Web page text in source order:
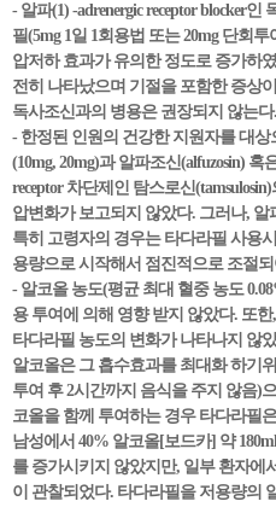
- 알파(1) -adrenergic receptor blocker
필(5mg 1일 1회용법 또는 20mg 단회
압저하 효과가 유의한 정도로 증가하
전히 나타났으며 기절을 포함한 증상
독사조신과의 병용은 권장되지 않는다.
- 한정된 인원의 건강한 지원자를 대
(10mg, 20mg)과 알파조신(alfuzosin) 혹
receptor 차단제인 탐스로신
압변화가 보고되지 않았다. 그러나,
특히 고령자의 경우는 타다라필 사용
용량으로 시작해서 점진적으로 조절
- 알코올 농도(평균 최대 혈중 농도
용 투여에 의해 영향 받지 않았다. 또
타다라필 농도의 변화가 나타나지 않
알코올은 그 흡수효과를 최대화 하기
투여 후 2시간까지 음식을 주지 않음)
코올을 함께 투여하는 경우 타다라필
남성에서 40% 알코올[보드카] 약
를 증가시키지 않았지만, 일부 환자에
이 관찰되었다. 타다라필을 저용량의